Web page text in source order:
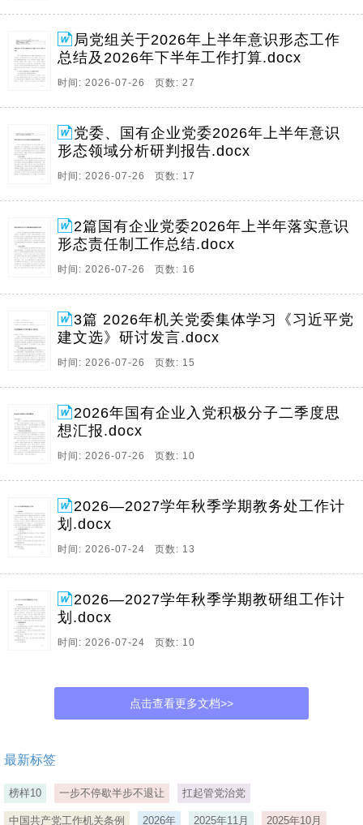
局党组关于2026年上半年意识形态工作
总结及2026年下半年工作打算.docx
时间: 2026-07-26 页数: 27
党委、国有企业党委2026年上半年意识
形态领域分析研判报告.docx
时间: 2026-07-26 页数: 17
2篇国有企业党委2026年上半年落实意识
形态责任制工作总结.docx
时间: 2026-07-26 页数: 16
3篇 2026年机关党委集体学习《习近平党
建文选》研讨发言.docx
时间: 2026-07-26 页数: 15
2026年国有企业入党积极分子二季度思
想汇报.docx
时间: 2026-07-26 页数: 10
2026—2027学年秋季学期教务处工作计
划.docx
时间: 2026-07-24 页数: 13
2026—2027学年秋季学期教研组工作计
划.docx
时间: 2026-07-24 页数: 10
点击查看更多文档>>
最新标签
榜样10 一步不停歇半步不退让 扛起管党治党
中国共产党工作机关条例 2026年 2025年11月 2025年10月